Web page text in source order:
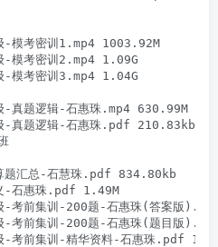
模考密训1.mp4 1003.92M
模考密训2.mp4 1.09G
模考密训3.mp4 1.04G
真题逻辑-石惠珠.mp4 630.99M
-真题逻辑-石惠珠.pdf 210.83kb
题汇总-石慧珠.pdf 834.80kb
-石惠珠.pdf 1.49M
-考前集训-200题-石惠珠(答案版
-考前集训-200题-石惠珠(题目版
考前集训-精华资料-石惠珠.pdf